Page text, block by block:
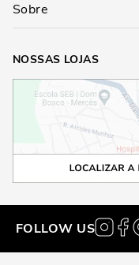
Sobre
NOSSAS LOJAS
FOLLOW US